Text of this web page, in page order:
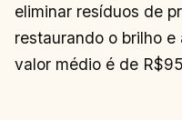
eliminar resíduos de
restaurando o brilho
valor médio é de